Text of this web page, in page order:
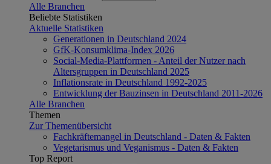
Alle Branchen
Beliebte Statistiken
Aktuelle Statistiken
Generationen in Deutschland 2024
GfK-Konsumklima-Index 2026
Social-Media-Plattformen - Anteil der Nutzer nach
Altersgruppen in Deutschland 2025
Inflationsrate in Deutschland 1992-2025
Entwicklung der Bauzinsen in Deutschland 2011-2026
Alle Branchen
Themen
Zur Themenübersicht
Fachkräftemangel in Deutschland - Daten & Fakten
Vegetarismus und Veganismus - Daten & Fakten
Top Report